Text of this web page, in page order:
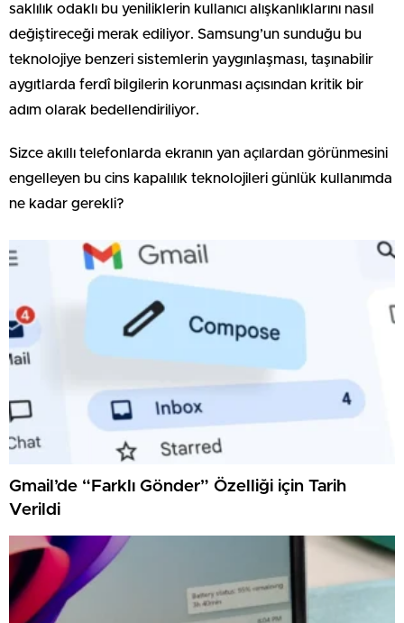
saklılık odaklı bu yeniliklerin kullanıcı alışkanlıklarını nasıl
değiştireceği merak ediliyor. Samsung’un sunduğu bu
teknolojiye benzeri sistemlerin yaygınlaşması, taşınabilir
aygıtlarda ferdî bilgilerin korunması açısından kritik bir
adım olarak bedellendiriliyor.
Sizce akıllı telefonlarda ekranın yan açılardan görünmesini
engelleyen bu cins kapalılık teknolojileri günlük kullanımda
ne kadar gerekli?
Gmail’de “Farklı Gönder” Özelliği için Tarih
Verildi